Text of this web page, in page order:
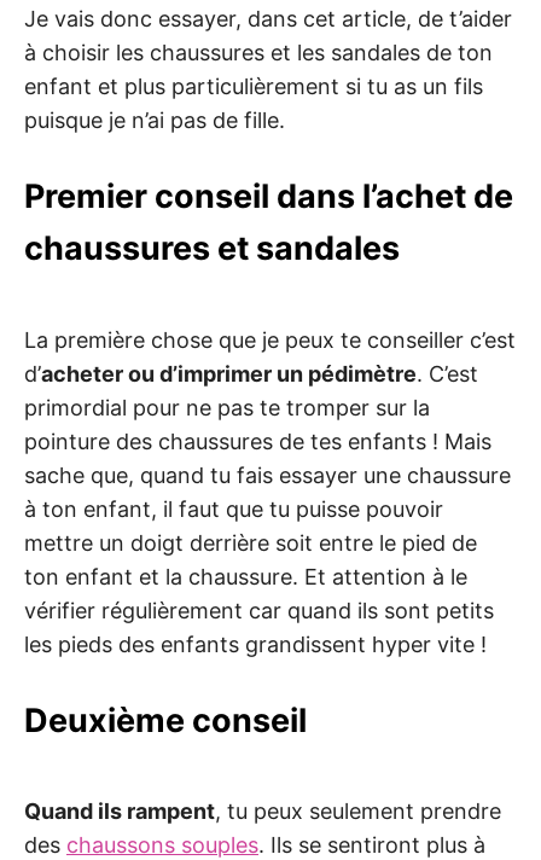
Je vais donc essayer, dans cet article, de t’aider
à choisir les chaussures et les sandales de ton
enfant et plus particulièrement si tu as un fils
puisque je n’ai pas de fille.
Premier conseil dans l’achet de
chaussures et sandales
La première chose que je peux te conseiller c’est
d’acheter ou d’imprimer un pédimètre. C’est
primordial pour ne pas te tromper sur la
pointure des chaussures de tes enfants ! Mais
sache que, quand tu fais essayer une chaussure
à ton enfant, il faut que tu puisse pouvoir
mettre un doigt derrière soit entre le pied de
ton enfant et la chaussure. Et attention à le
vérifier régulièrement car quand ils sont petits
les pieds des enfants grandissent hyper vite !
Deuxième conseil
Quand ils rampent, tu peux seulement prendre
des chaussons souples. Ils se sentiront plus à